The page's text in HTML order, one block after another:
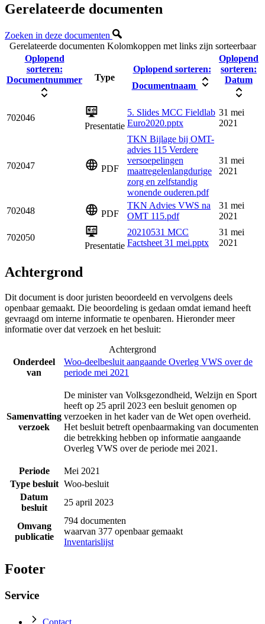
Gerelateerde documenten
Zoeken in deze documenten
Gerelateerde documenten Kolomkoppen met links zijn sorteerbaar
Oplopend
sorteren:
Documentnummer
Type
Oplopend sorteren:
Documentnaam
Oplopend
sorteren:
Datum
702046
Presentatie
5. Slides MCC Fieldlab
Euro2020.pptx
31 mei
2021
702047 PDF
TKN Bijlage bij OMT-
advies 115 Verdere
versoepelingen
maatregelenlangdurige
zorg en zelfstandig
wonende ouderen.pdf
31 mei
2021
702048 PDF
TKN Advies VWS na
OMT 115.pdf
31 mei
2021
702050
Presentatie
20210531 MCC
Factsheet 31 mei.pptx
31 mei
2021
Achtergrond
Dit document is door juristen beoordeeld en vervolgens deels
openbaar gemaakt. Die beoordeling is gedaan omdat iemand heeft
gevraagd om interne informatie te openbaren. Hieronder meer
informatie over dat verzoek en het besluit:
Achtergrond
Onderdeel
van
Woo-deelbesluit aangaande Overleg VWS over de
periode mei 2021
Samenvatting
verzoek
De minister van Volksgezondheid, Welzijn en Sport
heeft op 25 april 2023 een besluit genomen op
verzoeken in het kader van de Wet open overheid.
Het besluit betreft openbaarmaking van documenten
die betrekking hebben op informatie aangaande
Overleg VWS over de periode mei 2021.
Periode
Mei 2021
Type besluit Woo-besluit
Datum
besluit
25 april 2023
Omvang
publicatie
794 documenten
waarvan 377 openbaar gemaakt
Inventarislijst
Footer
Service
Contact